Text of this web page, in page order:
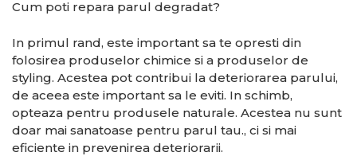
Cum poti repara parul degradat?
In primul rand, este important sa te opresti din
folosirea produselor chimice si a produselor de
styling. Acestea pot contribui la deteriorarea parului,
de aceea este important sa le eviti. In schimb,
opteaza pentru produsele naturale. Acestea nu sunt
doar mai sanatoase pentru parul tau., ci si mai
eficiente in prevenirea deteriorarii.